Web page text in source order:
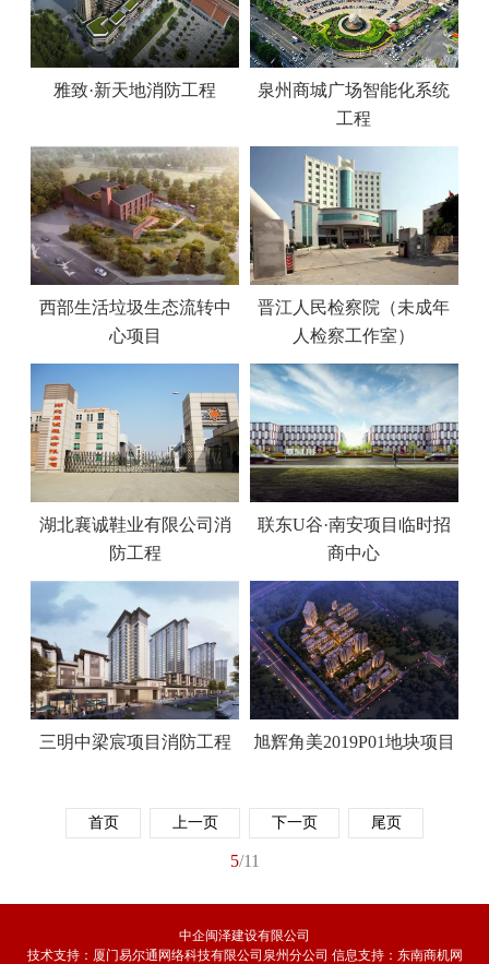
雅致·新天地消防工程
泉州商城广场智能化系统
工程
西部生活垃圾生态流转中
心项目
晋江人民检察院（未成年
人检察工作室）
湖北襄诚鞋业有限公司消
防工程
联东U谷·南安项目临时招
商中心
三明中梁宸项目消防工程 旭辉角美2019P01地块项目
首页 上一页 下一页 尾页
5/11
中企闽泽建设有限公司
技术支持： 厦门易尔通网络科技有限公司泉州分公司 信息支持： 东南商机网